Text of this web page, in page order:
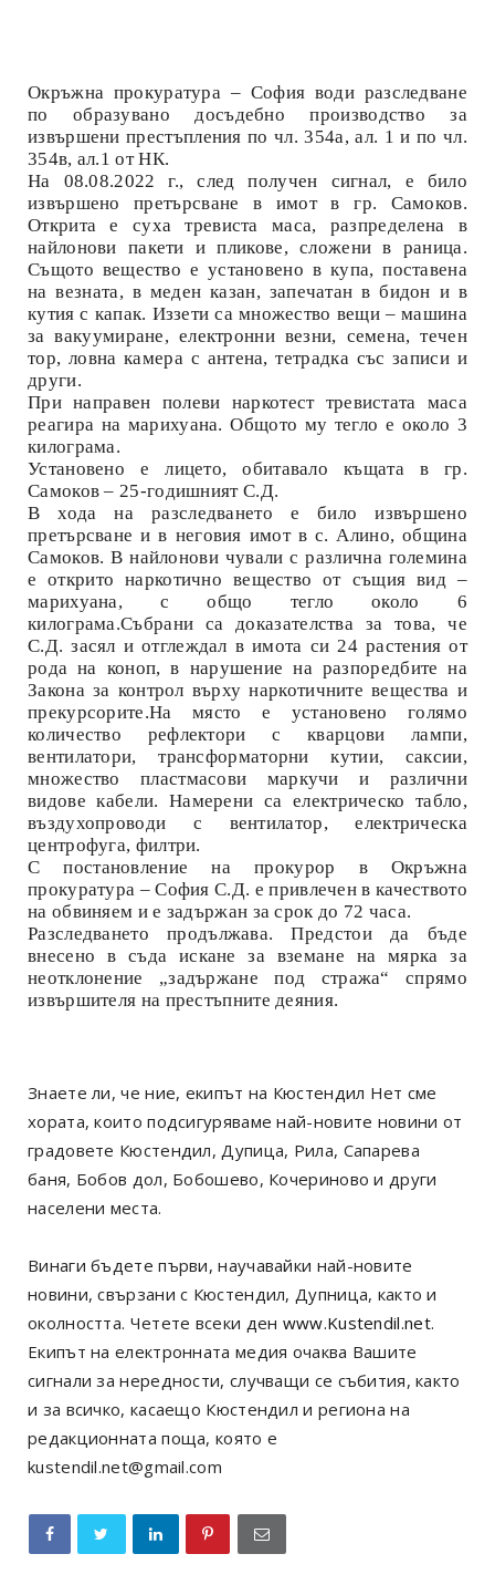
Окръжна прокуратура – София води разследване
по образувано досъдебно производство за
извършени престъпления по чл. 354а, ал. 1 и по чл.
354в, ал.1 от НК.
На 08.08.2022 г., след получен сигнал, е било
извършено претърсване в имот в гр. Самоков.
Открита е суха тревиста маса, разпределена в
найлонови пакети и пликове, сложени в раница.
Същото вещество е установено в купа, поставена
на везната, в меден казан, запечатан в бидон и в
кутия с капак. Иззети са множество вещи – машина
за вакуумиране, електронни везни, семена, течен
тор, ловна камера с антена, тетрадка със записи и
други.
При направен полеви наркотест тревистата маса
реагира на марихуана. Общото му тегло е около 3
килограма.
Установено е лицето, обитавало къщата в гр.
Самоков – 25-годишният С.Д.
В хода на разследването е било извършено
претърсване и в неговия имот в с. Алино, община
Самоков. В найлонови чували с различна големина
е открито наркотично вещество от същия вид –
марихуана, с общо тегло около 6
килограма.Събрани са доказателства за това, че
С.Д. засял и отглеждал в имота си 24 растения от
рода на коноп, в нарушение на разпоредбите на
Закона за контрол върху наркотичните вещества и
прекурсорите.На място е установено голямо
количество рефлектори с кварцови лампи,
вентилатори, трансформаторни кутии, саксии,
множество пластмасови маркучи и различни
видове кабели. Намерени са електрическо табло,
въздухопроводи с вентилатор, електрическа
центрофуга, филтри.
С постановление на прокурор в Окръжна
прокуратура – София С.Д. е привлечен в качеството
на обвиняем и е задържан за срок до 72 часа.
Разследването продължава. Предстои да бъде
внесено в съда искане за вземане на мярка за
неотклонение „задържане под стража“ спрямо
извършителя на престъпните деяния.
Знаете ли, че ние, екипът на Кюстендил Нет сме
хората, които подсигуряваме най-новите новини от
градовете Кюстендил, Дупица, Рила, Сапарева
баня, Бобов дол, Бобошево, Кочериново и други
населени места.
Винаги бъдете първи, научавайки най-новите
новини, свързани с Кюстендил, Дупница, както и
околността. Четете всеки ден www.Kustendil.net.
Екипът на електронната медия очаква Вашите
сигнали за нередности, случващи се събития, както
и за всичко, касаещо Кюстендил и региона на
редакционната поща, която е
kustendil.net@gmail.com